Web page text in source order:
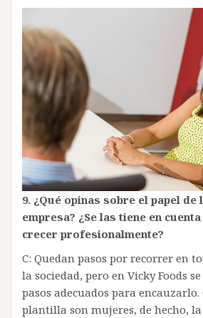
9. ¿Qué opinas sobre el papel de
empresa? ¿Se las tiene en
crecer profesionalmente?
C: Quedan pasos por recorrer en
la sociedad, pero en Vicky Foods
pasos adecuados para encauzarlo.
plantilla son mujeres, de hecho, la